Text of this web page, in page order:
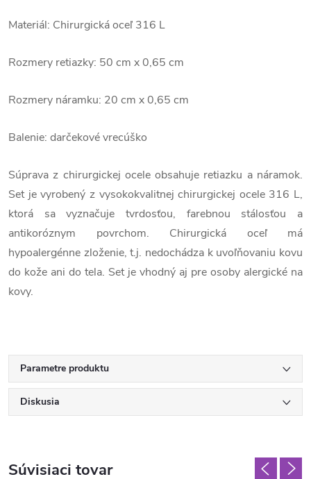
Materiál: Chirurgická oceľ 316 L
Rozmery retiazky: 50 cm x 0,65 cm
Rozmery náramku: 20 cm x 0,65 cm
Balenie: darčekové vrecúško
Súprava z chirurgickej ocele obsahuje retiazku a náramok.
Set je vyrobený z vysokokvalitnej chirurgickej ocele 316 L,
ktorá sa vyznačuje tvrdosťou, farebnou stálosťou a
antikoróznym povrchom. Chirurgická oceľ má
hypoalergénne zloženie, t.j. nedochádza k uvoľňovaniu kovu
do kože ani do tela. Set je vhodný aj pre osoby alergické na
kovy.
Parametre produktu
Diskusia
Súvisiaci tovar